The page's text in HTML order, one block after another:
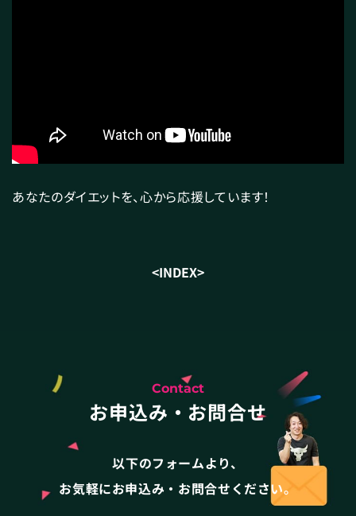
あなたのダイエットを、心から応援しています！
<INDEX>
Contact
お申込み・お問合せ
以下のフォームより、
お気軽にお申込み・お問合せください。